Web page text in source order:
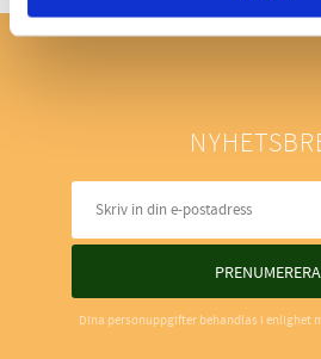
PRENUMERERA
Dina personuppgifter behandlas i enlighet